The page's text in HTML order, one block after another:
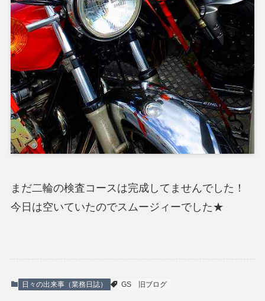
まだ二輪の検査コースは完成してませんでした！
今日は空いていたのでスムージィーでした★
日々の出来事（業務日誌） GS 旧ブログ